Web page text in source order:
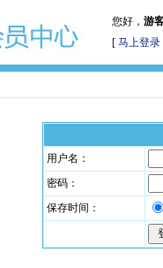
您好， 游
[ 马上登录
用户名：
密码：
保存时间：